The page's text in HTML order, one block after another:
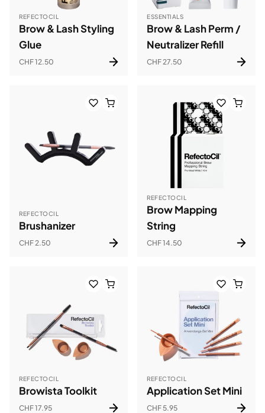
REFECTOCIL
Brow & Lash Styling
Glue
CHF 12.50
ESSENTIALS
Brow & Lash Perm /
Neutralizer Refill
CHF 27.50
REFECTOCIL
Brushanizer
CHF 2.50
REFECTOCIL
Brow Mapping
String
CHF 14.50
REFECTOCIL
Browista Toolkit
CHF 17.95
REFECTOCIL
Application Set Mini
CHF 5.95